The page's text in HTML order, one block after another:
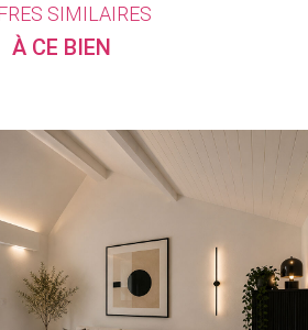
SIMILAIRES
À CE BIEN